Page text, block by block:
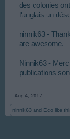
des colonies
l'anglais un
ninnik63 -
are awesome.
Ninnik63 -
publications
Aug 4, 2017
ninnik63 and Elco like